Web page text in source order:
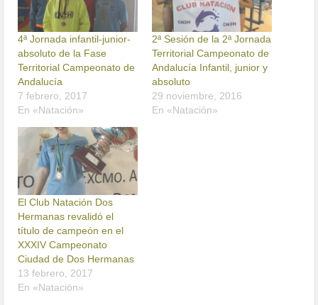
4ª Jornada infantil-junior-
absoluto de la Fase
Territorial Campeonato de
Andalucía
7 febrero, 2017
En «Natación»
2ª Sesión de la 2ª Jornada
Territorial Campeonato de
Andalucía Infantil, junior y
absoluto
29 noviembre, 2016
En «Natación»
El Club Natación Dos
Hermanas revalidó el
título de campeón en el
XXXIV Campeonato
Ciudad de Dos Hermanas
13 febrero, 2017
En «Natación»